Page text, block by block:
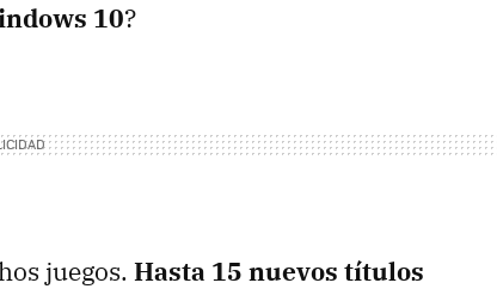
10?
juegos. Hasta 15 nuevos títulos